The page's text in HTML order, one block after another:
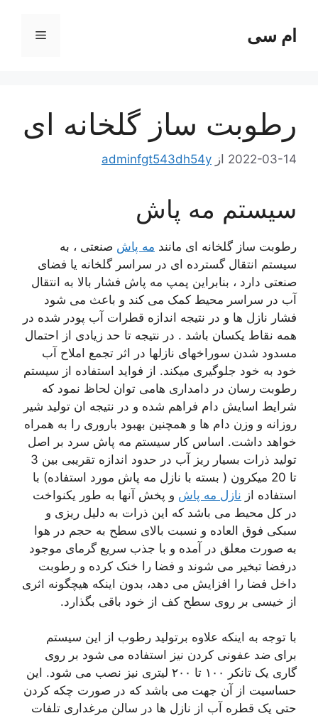
ام سی فهرست
رطوبت ساز گلخانه ای
2022-03-14 ازadminfgt543dh54y
سیستم مه پاش
رطوبت ساز گلخانه ای مانندمه پاش صنعتی ، به
سیستم انتقال گسترده ای در سراسر گلخانه یا فضای
صنعتی دارد ، بنابراین پمپ مه پاش فشار بالا به انتقال
آب در سراسر محیط کمک می کند و باعث می شود
فشار نازل ها و در نتیجه اندازه قطرات آب پودر شده در
همه نقاط یکسان باشد . در نتیجه تا حد زیادی از احتمال
مسدود شدن سوراخهای نازلها در اثر تجمع املاح آب
خود به خود جلوگیری میکند. از فواید استفاده از سیستم
رطوبت رسان در دامداری هامی توان لحاظ نمود که
شرایط اسایش دام فراهم شده و در نتیجه ان تولید شیر
روزانه و وزن دام ها و همچنین بهبود باروری را به همراه
خواهد داشت. اساس کار سیستم مه پاش سرد بر اصل
تولید ذرات بسیار ریز آب در حدود اندازه تقریبی بین 3
تا 20 میکرون ( بسته با نازل مه پاش مورد استفاده) با
استفاده ازنازل مه پاش و پخش آنها به طور یکنواخت
در کل محیط می باشد که این ذرات به دلیل ریزی و
سبکی فوق العاده و نسبت بالای سطح به حجم در هوا
به صورت معلق در آمده و با جذب سریع گرمای موجود
درفضا تبخیر می شوند و فضا را خنک کرده و رطوبت
داخل فضا را افزایش می دهد، بدون اینکه هیچگونه اثری
از خیسی بر روی سطح کف از خود باقی بگذارد.
با توجه به اینکه علاوه برتولید رطوب از این سیستم
برای ضد عفونی کردن نیز استفاده می شود بر روی
گاری یک تانکر ۱۰۰ تا ۲۰۰ لیتری نیز نصب می شود. این
حساسیت از آن جهت می باشد که در صورت چکه کردن
حتی یک قطره آب از نازل ها در سالن مرغداری تلفات